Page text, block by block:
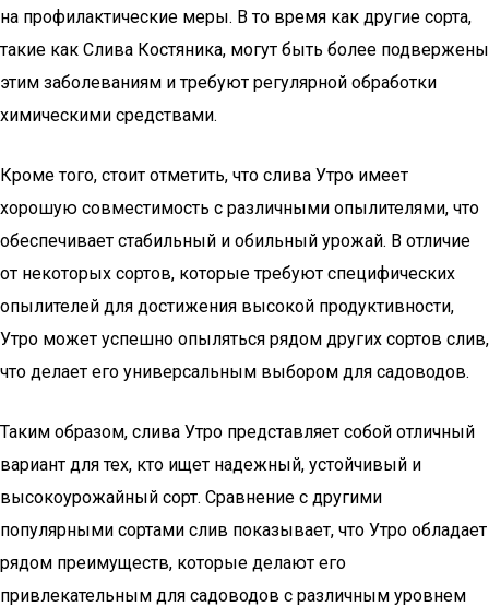
на профилактические меры. В то время как другие сорта,
такие как Слива Костяника, могут быть более подвержены
этим заболеваниям и требуют регулярной обработки
химическими средствами.
Кроме того, стоит отметить, что слива Утро имеет
хорошую совместимость с различными опылителями, что
обеспечивает стабильный и обильный урожай. В отличие
от некоторых сортов, которые требуют специфических
опылителей для достижения высокой продуктивности,
Утро может успешно опыляться рядом других сортов слив,
что делает его универсальным выбором для садоводов.
Таким образом, слива Утро представляет собой отличный
вариант для тех, кто ищет надежный, устойчивый и
высокоурожайный сорт. Сравнение с другими
популярными сортами слив показывает, что Утро обладает
рядом преимуществ, которые делают его
привлекательным для садоводов с различным уровнем